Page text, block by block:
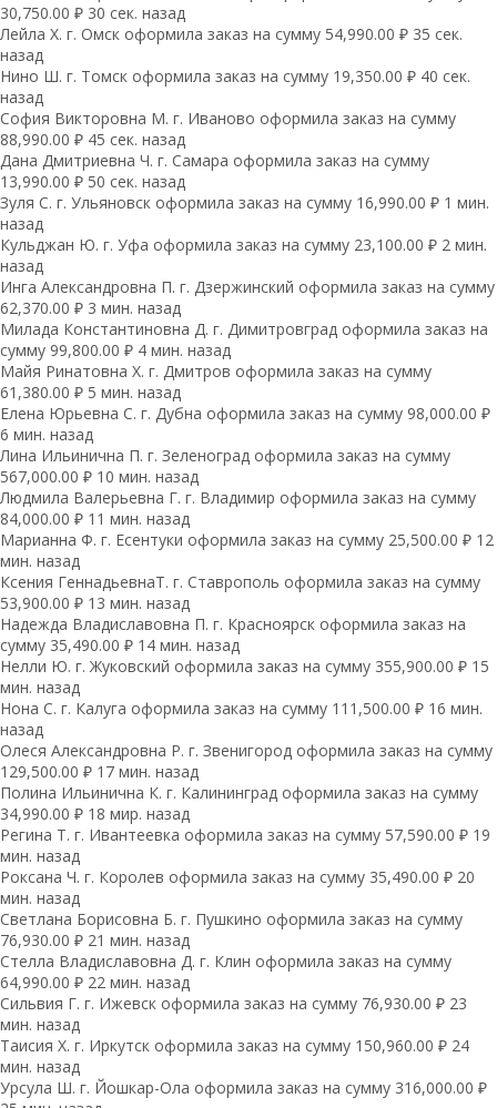
30,750.00 ₽ 30 сек. назад
Лейла Х. г. Омск оформила заказ на сумму 54,990.00 ₽ 35 сек.
назад
Нино Ш. г. Томск оформила заказ на сумму 19,350.00 ₽ 40 сек.
назад
София Викторовна М. г. Иваново оформила заказ на сумму
88,990.00 ₽ 45 сек. назад
Дана Дмитриевна Ч. г. Самара оформила заказ на сумму
13,990.00 ₽ 50 сек. назад
Зуля С. г. Ульяновск оформила заказ на сумму 16,990.00 ₽ 1 мин.
назад
Кульджан Ю. г. Уфа оформила заказ на сумму 23,100.00 ₽ 2 мин.
назад
Инга Александровна П. г. Дзержинский оформила заказ на сумму
62,370.00 ₽ 3 мин. назад
Милада Константиновна Д. г. Димитровград оформила заказ на
сумму 99,800.00 ₽ 4 мин. назад
Майя Ринатовна Х. г. Дмитров оформила заказ на сумму
61,380.00 ₽ 5 мин. назад
Елена Юрьевна С. г. Дубна оформила заказ на сумму 98,000.00 ₽
6 мин. назад
Лина Ильинична П. г. Зеленоград оформила заказ на сумму
567,000.00 ₽ 10 мин. назад
Людмила Валерьевна Г. г. Владимир оформила заказ на сумму
84,000.00 ₽ 11 мин. назад
Марианна Ф. г. Есентуки оформила заказ на сумму 25,500.00 ₽ 12
мин. назад
Ксения ГеннадьевнаТ. г. Ставрополь оформила заказ на сумму
53,900.00 ₽ 13 мин. назад
Надежда Владиславовна П. г. Красноярск оформила заказ на
сумму 35,490.00 ₽ 14 мин. назад
Нелли Ю. г. Жуковский оформила заказ на сумму 355,900.00 ₽ 15
мин. назад
Нона С. г. Калуга оформила заказ на сумму 111,500.00 ₽ 16 мин.
назад
Олеся Александровна Р. г. Звенигород оформила заказ на сумму
129,500.00 ₽ 17 мин. назад
Полина Ильинична К. г. Калининград оформила заказ на сумму
34,990.00 ₽ 18 мир. назад
Регина Т. г. Ивантеевка оформила заказ на сумму 57,590.00 ₽ 19
мин. назад
Роксана Ч. г. Королев оформила заказ на сумму 35,490.00 ₽ 20
мин. назад
Светлана Борисовна Б. г. Пушкино оформила заказ на сумму
76,930.00 ₽ 21 мин. назад
Стелла Владиславовна Д. г. Клин оформила заказ на сумму
64,990.00 ₽ 22 мин. назад
Сильвия Г. г. Ижевск оформила заказ на сумму 76,930.00 ₽ 23
мин. назад
Таисия Х. г. Иркутск оформила заказ на сумму 150,960.00 ₽ 24
мин. назад
Урсула Ш. г. Йошкар-Ола оформила заказ на сумму 316,000.00 ₽